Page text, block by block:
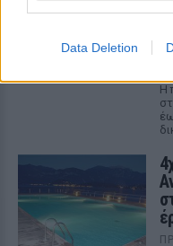
Data Deletion
Η